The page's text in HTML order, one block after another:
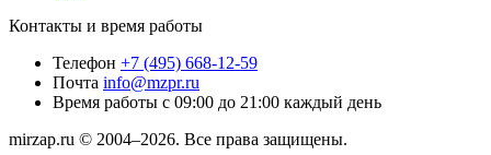
Контакты и время работы
Телефон +7 (495) 668-12-59
Почта info@mzpr.ru
Время работы с 09:00 до 21:00 каждый день
mirzap.ru © 2004–2026. Все права защищены.